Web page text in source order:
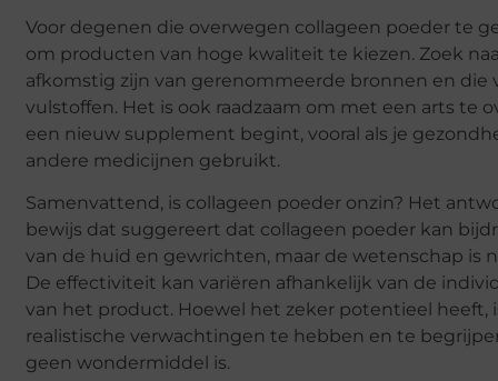
Voor degenen die overwegen collageen poeder te
om producten van hoge kwaliteit te kiezen. Zoek
afkomstig zijn van gerenommeerde bronnen en die
vulstoffen. Het is ook raadzaam om met een arts te
een nieuw supplement begint, vooral als je
andere medicijnen gebruikt.
Samenvattend, is collageen poeder onzin? Het
bewijs dat suggereert dat collageen poeder kan
van de huid en gewrichten, maar de wetenschap is
De effectiviteit kan variëren afhankelijk van de
van het product. Hoewel het zeker potentieel heeft,
realistische verwachtingen te hebben en te
geen wondermiddel is.